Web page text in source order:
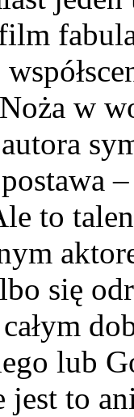
w
to
się
lub
jest to